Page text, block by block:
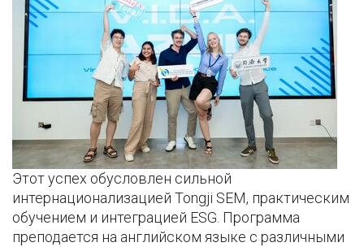
Этот успех обусловлен сильной
интернационализацией Tongji SEM, практическим
обучением и интеграцией ESG. Программа
преподается на английском языке с различными